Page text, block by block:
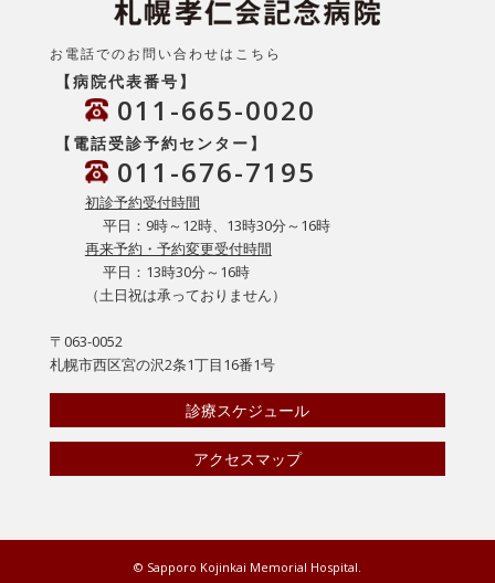
お電話でのお問い合わせはこちら
【病院代表番号】
011-665-0020
【電話受診予約センター】
011-676-7195
初診予約受付時間
平日：9時～12時、13時30分～16時
再来予約・予約変更受付時間
平日：13時30分～16時
（土日祝は承っておりません）
〒063-0052
札幌市西区宮の沢2条1丁目16番1号
診療スケジュール
アクセスマップ
© Sapporo Kojinkai Memorial Hospital.